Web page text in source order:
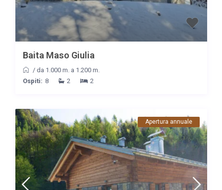
Baita Maso Giulia
/ da 1.000 m. a 1.200 m.
Ospiti: 8 2 2
Apertura annuale